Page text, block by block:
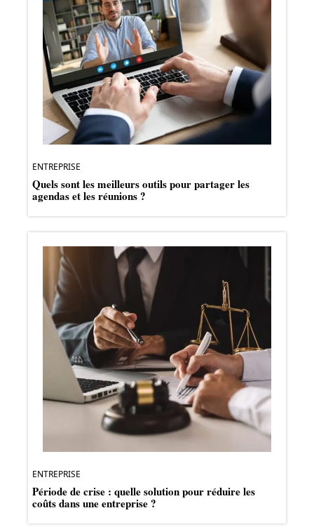
ENTREPRISE
Quels sont les meilleurs outils pour partager les
agendas et les réunions ?
ENTREPRISE
Période de crise : quelle solution pour réduire les
coûts dans une entreprise ?